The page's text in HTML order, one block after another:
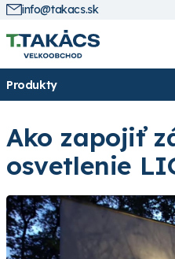
info@takacs.sk
Produkty
Ako zapojiť
osvetlenie